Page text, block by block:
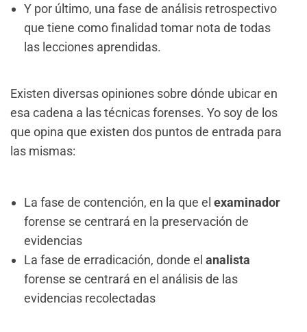
Y por último, una fase de análisis retrospectivo
que tiene como finalidad tomar nota de todas
las lecciones aprendidas.
Existen diversas opiniones sobre dónde ubicar en
esa cadena a las técnicas forenses. Yo soy de los
que opina que existen dos puntos de entrada para
las mismas:
La fase de contención, en la que el examinador
forense se centrará en la preservación de
evidencias
La fase de erradicación, donde el analista
forense se centrará en el análisis de las
evidencias recolectadas